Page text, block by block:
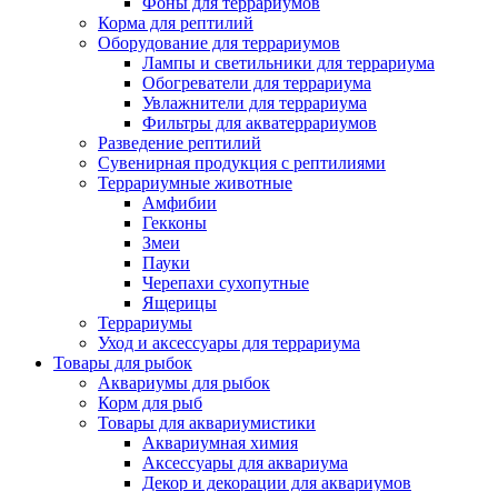
Корма для рептилий
Оборудование для террариумов
Лампы и светильники для террариума
Обогреватели для террариума
Увлажнители для террариума
Фильтры для акватеррариумов
Разведение рептилий
Сувенирная продукция с рептилиями
Террариумные животные
Амфибии
Гекконы
Змеи
Пауки
Черепахи сухопутные
Ящерицы
Террариумы
Уход и аксессуары для террариума
Товары для рыбок
Аквариумы для рыбок
Корм для рыб
Товары для аквариумистики
Аквариумная химия
Аксессуары для аквариума
Декор и декорации для аквариумов